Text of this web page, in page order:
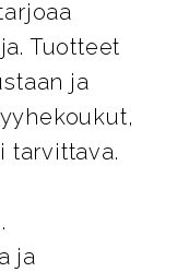
Tuotteet
ja
tarvittava.
ja